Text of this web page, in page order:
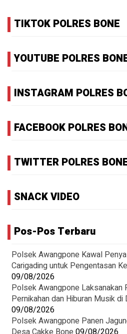
TIKTOK POLRES BONE
YOUTUBE POLRES
INSTAGRAM POLRES
FACEBOOK POLRES
TWITTER POLRES
SNACK VIDEO
Pos-Pos Terbaru
‎Polsek Awangpone Kawal
Carigading untuk Pengentasan
09/08/2026
‎Polsek Awangpone Laksanakan
Pernikahan dan Hiburan Musik di
09/08/2026
Polsek Awangpone Panen